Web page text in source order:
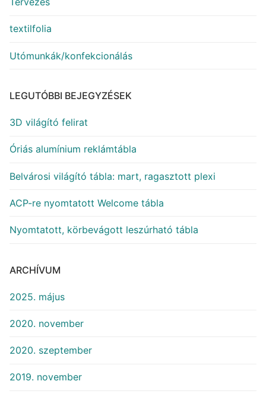
textilfolia
Utómunkák/konfekcionálás
LEGUTÓBBI BEJEGYZÉSEK
3D világító felirat
Óriás alumínium reklámtábla
Belvárosi világító tábla: mart, ragasztott plexi
ACP-re nyomtatott Welcome tábla
Nyomtatott, körbevágott leszúrható tábla
ARCHÍVUM
2025. május
2020. november
2020. szeptember
2019. november